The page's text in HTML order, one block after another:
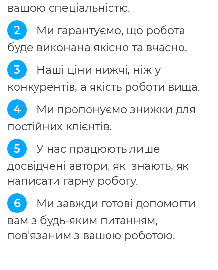
вашою спеціальністю.
2
Ми гарантуємо, що робота
буде виконана якісно та вчасно.
3
Наші ціни нижчі, ніж у
конкурентів, а якість роботи вища.
4
Ми пропонуємо знижки для
постійних клієнтів.
5
У нас працюють лише
досвідчені автори, які знають, як
написати гарну роботу.
6
Ми завжди готові допомогти
вам з будь-яким питанням,
пов'язаним з вашою роботою.